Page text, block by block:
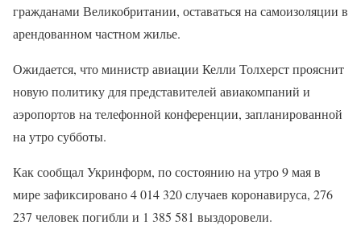
гражданами Великобритании, оставаться на самоизоляции в
арендованном частном жилье.
Ожидается, что министр авиации Келли Толхерст прояснит
новую политику для представителей авиакомпаний и
аэропортов на телефонной конференции, запланированной
на утро субботы.
Как сообщал Укринформ, по состоянию на утро 9 мая в
мире зафиксировано 4 014 320 случаев коронавируса, 276
237 человек погибли и 1 385 581 выздоровели.